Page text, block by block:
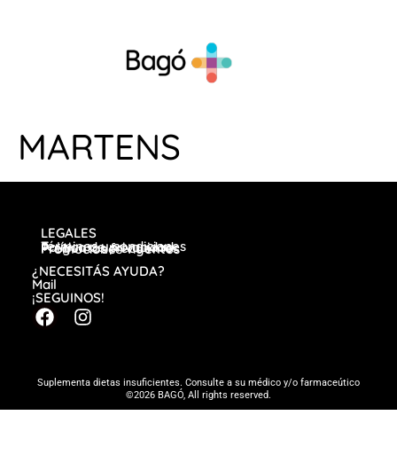
MARTENS
LEGALES
Términos y condiciones
Política de privacidad
Preguntas frecuentes
Promociones vigentes
¿NECESITÁS AYUDA?
Mail
¡SEGUINOS!
Suplementa dietas insuficientes. Consulte a su médico y/o farmaceútico
©2026 BAGÓ, All rights reserved.